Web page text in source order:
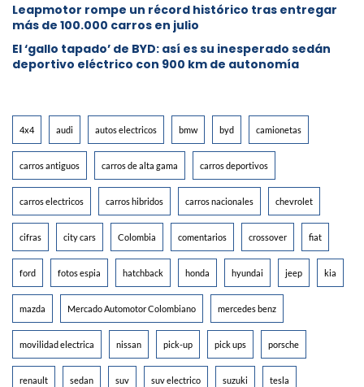
Leapmotor rompe un récord histórico tras entregar
más de 100.000 carros en julio
El ‘gallo tapado’ de BYD: así es su inesperado sedán
deportivo eléctrico con 900 km de autonomía
4x4 audi autos electricos bmw byd camionetas
carros antiguos carros de alta gama carros deportivos
carros electricos carros hibridos carros nacionales chevrolet
cifras city cars Colombia comentarios crossover fiat
ford fotos espia hatchback honda hyundai jeep kia
mazda Mercado Automotor Colombiano mercedes benz
movilidad electrica nissan pick-up pick ups porsche
renault sedan suv suv electrico suzuki tesla